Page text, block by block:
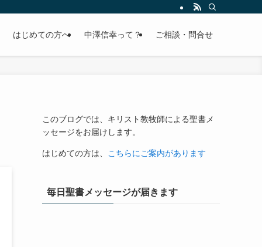
はじめての方へ 中澤信幸って？ ご相談・問合せ
このブログでは、キリスト教牧師による聖書メ
ッセージをお届けします。
はじめての方は、 こちらにご案内があります
毎日聖書メッセージが届きます